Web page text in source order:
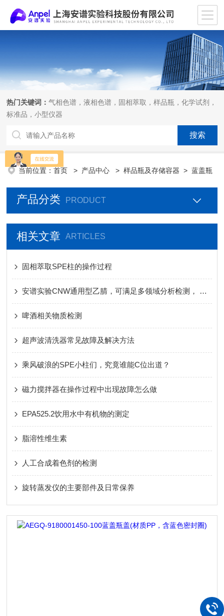
热门关键词：气相色谱，液相色谱，固相萃取，样品瓶，化学试剂，
标准品，小型仪器
当前位置：首页 > 产品中心 >样品瓶及存储容器 >蓝盖瓶
产品分类 PRODUCT
相关文章 ARTICLES
固相萃取SPE柱的操作过程
安谱实验CNW通用型乙腈，可满足多领域分析检测， 一瓶多用，创造更多价值
啤酒相关物质检测
超声波清洗器常见故障及解决方法
乘风破浪的SPE小柱们，究竟谁能C位出道？
磁力搅拌器在操作过程中出现故障怎么做
EPA525.2饮用水中有机物的测定
脂溶性维生素
人工合成着色剂的检测
旋转蒸发仪的主要部件及日常保养